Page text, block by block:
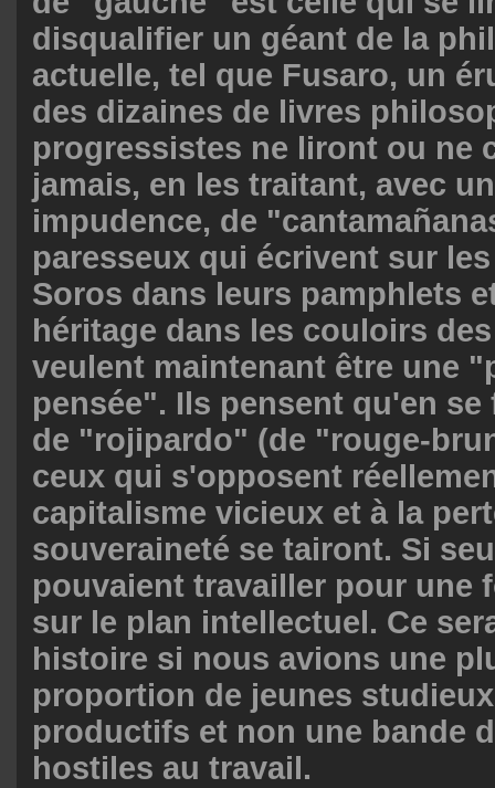
disqualifier un géant de la
actuelle, tel que Fusaro, un
des dizaines de livres
progressistes ne liront ou ne
jamais, en les traitant, avec
impudence, de
paresseux qui écrivent sur
Soros dans leurs pamphlets
héritage dans les couloirs
veulent maintenant être une
pensée". Ils pensent qu'en
de "rojipardo" (de "rouge-
ceux qui s'opposent
capitalisme vicieux et à la
souveraineté se tairont. Si
pouvaient travailler pour une
sur le plan intellectuel. Ce
histoire si nous avions une
proportion de jeunes
productifs et non une bande
hostiles au travail.